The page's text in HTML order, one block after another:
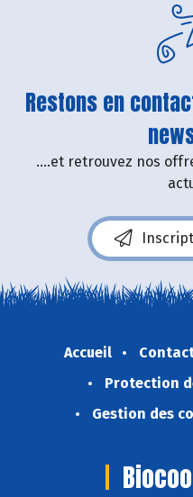
Restons en
....et retrouvez nos
Accueil
Protection
Gestion des